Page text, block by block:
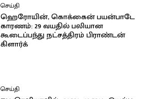
செய்தி
ஹெரோயின், கொக்கைன் பயன்பாடே
காரணம்: 29 வயதில் பலியான
கூடைப்பந்து நட்சத்திரம் பிராண்டன்
கிளார்க்
செய்தி